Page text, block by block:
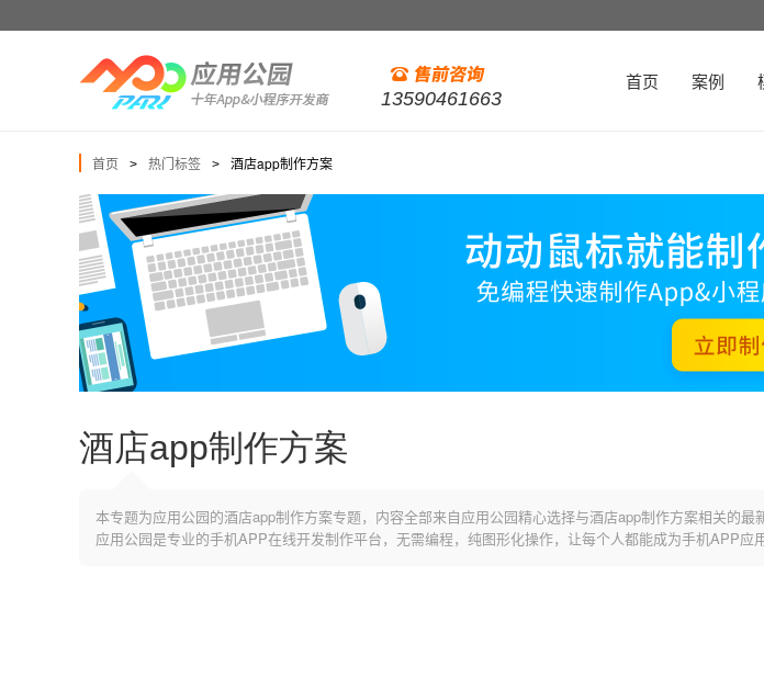
13590461663
首页 案例
首页 > 热门标签 > 酒店app制作方案
酒店app制作方案
本专题为应用公园的酒店app制作方案专题，内容全部来自应用公园精心选择与酒店app制作方案相关的最
应用公园是专业的手机APP在线开发制作平台，无需编程，纯图形化操作，让每个人都能成为手机APP应